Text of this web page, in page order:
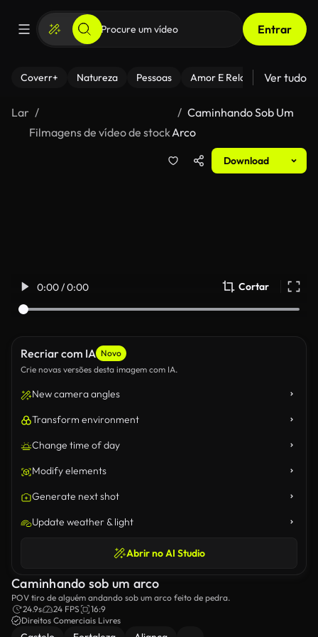
Entrar
Coverr+ Natureza Pessoas Amor E Relacionamentos
Ver tudo
Lar
Filmagens de vídeo de stock
Caminhando Sob Um
Arco
Download
0:00 / 0:00 Cortar
Recriar com IA Novo
Crie novas versões desta imagem com IA.
New camera angles
Transform environment
Change time of day
Modify elements
Generate next shot
Update weather & light
Abrir no AI Studio
Caminhando sob um arco
POV tiro de alguém andando sob um arco feito de pedra.
24.9s
24 FPS
16:9
Direitos Comerciais Livres